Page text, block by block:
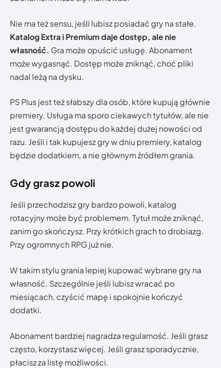
Nie ma też sensu, jeśli lubisz posiadać gry na stałe.
Katalog Extra i Premium daje dostęp, ale nie
własność. Gra może opuścić usługę. Abonament
może wygasnąć. Dostęp może zniknąć, choć pliki
nadal leżą na dysku.
PS Plus jest też słabszy dla osób, które kupują głównie
premiery. Usługa ma sporo ciekawych tytułów, ale nie
jest gwarancją dostępu do każdej dużej nowości od
razu. Jeśli i tak kupujesz gry w dniu premiery, katalog
będzie dodatkiem, a nie głównym źródłem grania.
Gdy grasz powoli
Jeśli przechodzisz gry bardzo powoli, katalog
rotacyjny może być problemem. Tytuł może zniknąć,
zanim go skończysz. Przy krótkich grach to drobiazg.
Przy ogromnych RPG już nie.
W takim stylu grania lepiej kupować wybrane gry na
własność. Szczególnie jeśli lubisz wracać po
miesiącach, czyścić mapę i spokojnie kończyć
dodatki.
Abonament bardziej nagradza regularność. Jeśli grasz
często, korzystasz więcej. Jeśli grasz sporadycznie,
płacisz za listę możliwości.